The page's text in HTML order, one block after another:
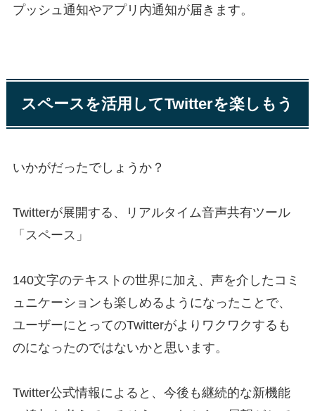
プッシュ通知やアプリ内通知が届きます。
スペースを活用してTwitterを楽しもう
いかがだったでしょうか？
Twitterが展開する、リアルタイム音声共有ツール
「スペース」
140文字のテキストの世界に加え、声を介したコミ
ュニケーションも楽しめるようになったことで、
ユーザーにとってのTwitterがよりワクワクするも
のになったのではないかと思います。
Twitter公式情報によると、今後も継続的な新機能